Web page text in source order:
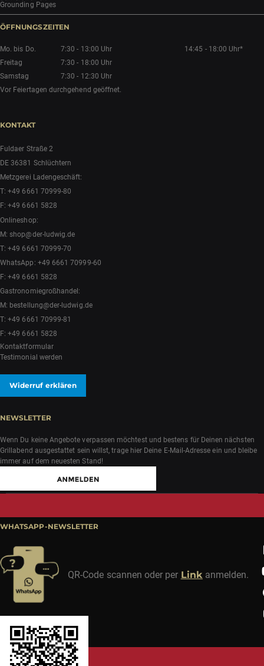
Grounding Pages
ÖFFNUNGSZEITEN
Mo. bis Do. 7:30 - 13:00 Uhr
14:45 - 18:00 Uhr*
Freitag
7:30 - 18:00 Uhr
Samstag
7:30 - 12:30 Uhr
Vor Feiertagen durchgehend geöffnet.
KONTAKT
Fuldaer Straße 2
DE 36381 Schlüchtern
Metzgerei Ladengeschäft:
T:+49 6661 70999-80
F: +49 6661 5828
Onlineshop:
M:shop@der-ludwig.de
T:+49 6661 70999-70
WhatsApp: +49 6661 70999-60
F: +49 6661 5828
Gastronomiegroßhandel:
M: bestellung@der-ludwig.de
T:+49 6661 70999-81
F: +49 6661 5828
Kontaktformular
Testimonial werden
Widerruf erklären
NEWSLETTER
Wenn Du keine Angebote verpassen möchtest und bestens für Deinen nächsten
Grillabend ausgestattet sein willst, trage hier Deine E-Mail-Adresse ein und bleibe
immer auf dem neuesten Stand!
WHATSAPP-NEWSLETTER
QR-Code scannen oder per Link anmelden.